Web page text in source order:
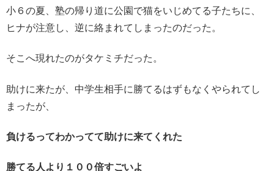
小６の夏、塾の帰り道に公園で猫をいじめてる子たちに、
ヒナが注意し、逆に絡まれてしまったのだった。
そこへ現れたのがタケミチだった。
助けに来たが、中学生相手に勝てるはずもなくやられてし
まったが、
負けるってわかってて助けに来てくれた
勝てる人より１００倍すごいよ